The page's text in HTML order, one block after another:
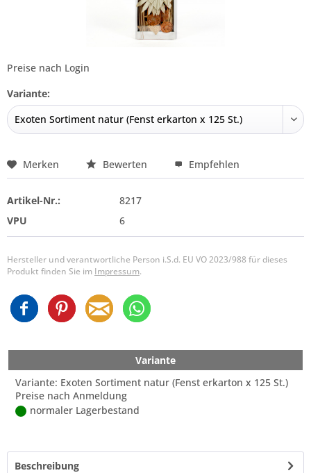
Preise nach Login
Variante:
Merken Bewerten Empfehlen
Artikel-Nr.:
8217
VPU
6
Hersteller und verantwortliche Person i.S.d. EU VO 2023/988 für dieses
Produkt finden Sie im Impressum.
Variante
Variante: Exoten Sortiment natur (Fenst erkarton x 125 St.)
Preise nach Anmeldung
normaler Lagerbestand
Beschreibung